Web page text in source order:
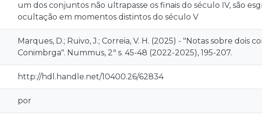
um dos conjuntos não ultrapasse os finais do século IV, são
ocultação em momentos distintos do século V
Marques, D.; Ruivo, J.; Correia, V. H. (2025) - "Notas sobre
Conimbrga". Nummus, 2ª s. 45-48 (2022-2025), 195-207.
http://hdl.handle.net/10400.26/62834
por